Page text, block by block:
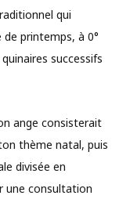
qui
de printemps, à 0°
successifs
ange consisterait
thème natal, puis
divisée en
une consultation